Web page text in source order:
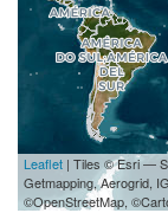
Leaflet | Tiles © Esri —
Getmapping, Aerogrid,
©OpenStreetMap,